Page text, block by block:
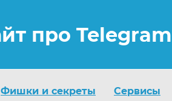
про
Фишки и секреты Сервисы